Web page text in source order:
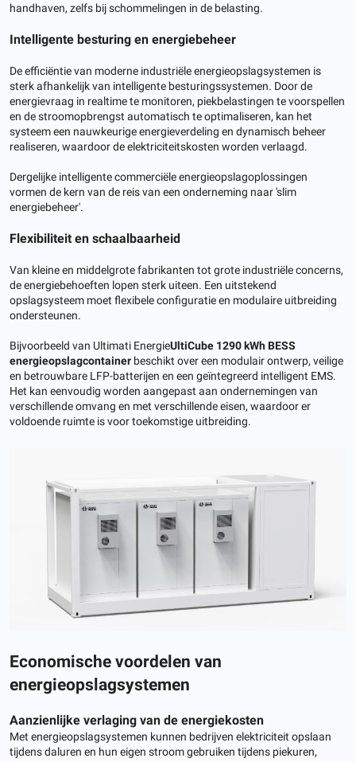
handhaven, zelfs bij schommelingen in de belasting.
Intelligente besturing en energiebeheer
De efficiëntie van moderne industriële energieopslagsystemen is
sterk afhankelijk van intelligente besturingssystemen. Door de
energievraag in realtime te monitoren, piekbelastingen te voorspellen
en de stroomopbrengst automatisch te optimaliseren, kan het
systeem een ​​nauwkeurige energieverdeling en dynamisch beheer
realiseren, waardoor de elektriciteitskosten worden verlaagd.
Dergelijke intelligente commerciële energieopslagoplossingen
vormen de kern van de reis van een onderneming naar 'slim
energiebeheer'.
Flexibiliteit en schaalbaarheid
Van kleine en middelgrote fabrikanten tot grote industriële concerns,
de energiebehoeften lopen sterk uiteen. Een uitstekend
opslagsysteem moet flexibele configuratie en modulaire uitbreiding
ondersteunen.
Bijvoorbeeld van Ultimati EnergieUltiCube 1290 kWh BESS
energieopslagcontainer beschikt over een modulair ontwerp, veilige
en betrouwbare LFP-batterijen en een geïntegreerd intelligent EMS.
Het kan eenvoudig worden aangepast aan ondernemingen van
verschillende omvang en met verschillende eisen, waardoor er
voldoende ruimte is voor toekomstige uitbreiding.
Economische voordelen van
energieopslagsystemen
Aanzienlijke verlaging van de energiekosten
Met energieopslagsystemen kunnen bedrijven elektriciteit opslaan
tijdens daluren en hun eigen stroom gebruiken tijdens piekuren,